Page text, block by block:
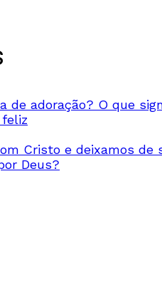
de adoração? O que
Cristo e deixamos de
Deus?